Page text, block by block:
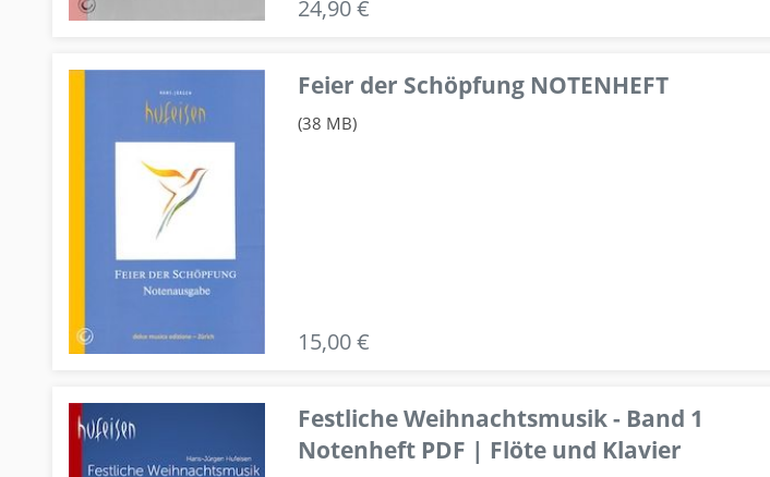
24,90 €
Feier der Schöpfung NOTENHEFT
(38 MB)
15,00 €
Festliche Weihnachtsmusik - Band 1
Notenheft PDF | Flöte und Klavier